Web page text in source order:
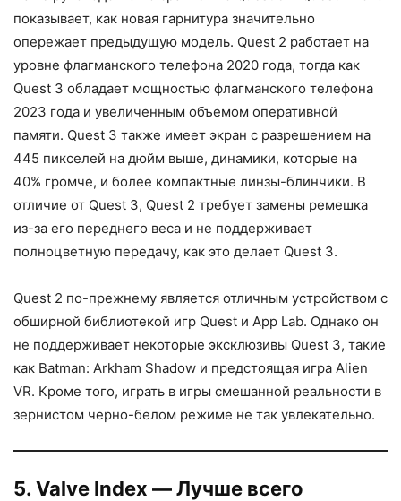
показывает, как новая гарнитура значительно
опережает предыдущую модель. Quest 2 работает на
уровне флагманского телефона 2020 года, тогда как
Quest 3 обладает мощностью флагманского телефона
2023 года и увеличенным объемом оперативной
памяти. Quest 3 также имеет экран с разрешением на
445 пикселей на дюйм выше, динамики, которые на
40% громче, и более компактные линзы-блинчики. В
отличие от Quest 3, Quest 2 требует замены ремешка
из-за его переднего веса и не поддерживает
полноцветную передачу, как это делает Quest 3.
Quest 2 по-прежнему является отличным устройством с
обширной библиотекой игр Quest и App Lab. Однако он
не поддерживает некоторые эксклюзивы Quest 3, такие
как Batman: Arkham Shadow и предстоящая игра Alien
VR. Кроме того, играть в игры смешанной реальности в
зернистом черно-белом режиме не так увлекательно.
5. Valve Index — Лучше всего